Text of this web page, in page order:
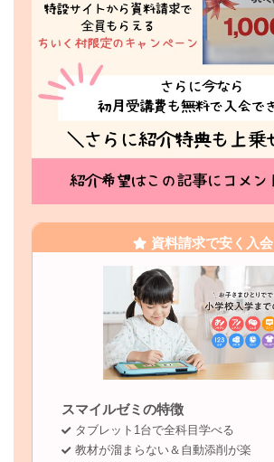
資料請求で安く入会
スマイルゼミの特徴
タブレット1台で全科目学べる
教材が溜まらない＆自動添削が楽